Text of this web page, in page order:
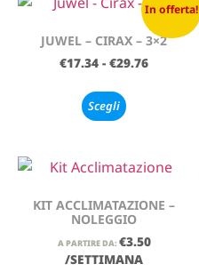
In offerta!
JUWEL – CIRAX – 3×2
€17.34 - €29.76
Scegli
KIT ACCLIMATAZIONE –
NOLEGGIO
A PARTIRE DA: €3.50
/SETTIMANA